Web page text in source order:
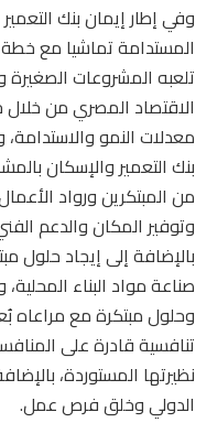
وفي إطار إيمان بنك
تلعبه المشروعات
الاقتصاد المصري من
معدلات النمو
بنك التعمير والإسكان
من المبتكرين ورواد
وتوفير المكان والدعم
بالإضافة إلى إيجاد حلول
صناعة مواد البناء
وحلول مبتكرة مع مراعاه
تنافسية قادرة على
نظيرتها المستوردة،
الدولي وخلق فرص عمل.